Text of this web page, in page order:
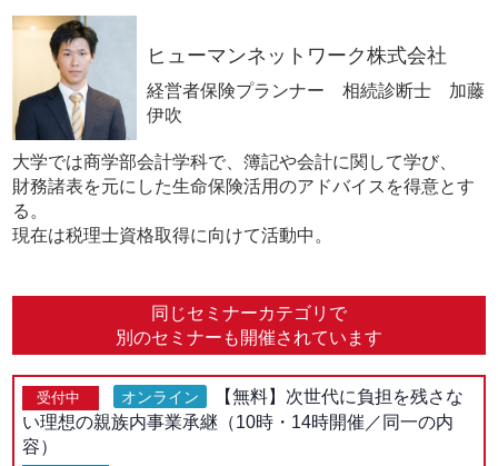
ヒューマンネットワーク株式会社
経営者保険プランナー 相続診断士 加藤
伊吹
大学では商学部会計学科で、簿記や会計に関して学び、
財務諸表を元にした生命保険活用のアドバイスを得意とす
る。
現在は税理士資格取得に向けて活動中。
同じセミナーカテゴリで
別のセミナーも開催されています
受付中 オンライン
【無料】次世代に負担を残さな
い理想の親族内事業承継（10時・14時開催／同一の内
容）